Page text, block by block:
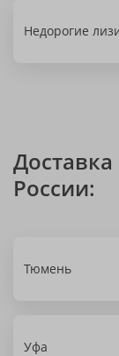
Недорогие
России:
Тюмень
Уфа